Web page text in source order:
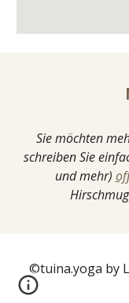
Sie möchten
schreiben Sie
und mehr)
©tuina.yoga by